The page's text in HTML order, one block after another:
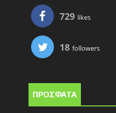
729 likes
18 followers
ΠΡΟΣΦΑΤΑ